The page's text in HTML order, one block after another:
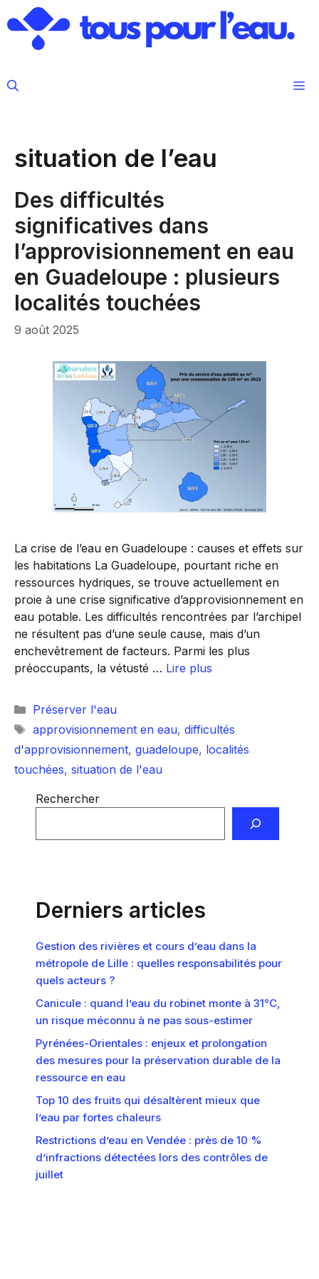
au
contenu
situation de l’eau
Des difficultés
significatives dans
l’approvisionnement en eau
en Guadeloupe : plusieurs
localités touchées
9 août 2025
La crise de l’eau en Guadeloupe : causes et effets sur
les habitations La Guadeloupe, pourtant riche en
ressources hydriques, se trouve actuellement en
proie à une crise significative d’approvisionnement en
eau potable. Les difficultés rencontrées par l’archipel
ne résultent pas d’une seule cause, mais d’un
enchevêtrement de facteurs. Parmi les plus
préoccupants, la vétusté … Lire plus
Catégories
Préserver l'eau
Étiquettes
approvisionnement en eau, difficultés
d'approvisionnement, guadeloupe, localités
touchées, situation de l'eau
Rechercher
Derniers articles
Gestion des rivières et cours d’eau dans la
métropole de Lille : quelles responsabilités pour
quels acteurs ?
Canicule : quand l’eau du robinet monte à 31°C,
un risque méconnu à ne pas sous-estimer
Pyrénées-Orientales : enjeux et prolongation
des mesures pour la préservation durable de la
ressource en eau
Top 10 des fruits qui désaltèrent mieux que
l’eau par fortes chaleurs
Restrictions d’eau en Vendée : près de 10 %
d’infractions détectées lors des contrôles de
juillet